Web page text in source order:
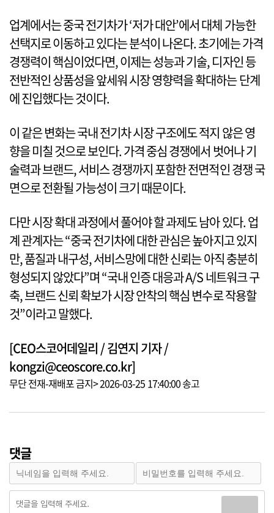
업계에서는 중국 전기차가 ‘저가 대안’에서 대체 가능한
선택지로 이동하고 있다는 분석이 나온다. 초기에는 가격
경쟁력이 핵심이었다면, 이제는 성능과 기술, 디자인 등
전반적인 상품성을 앞세워 시장 영향력을 확대하는 단계
에 진입했다는 것이다.
이 같은 변화는 국내 전기차 시장 구조에도 적지 않은 영
향을 미칠 것으로 보인다. 가격 중심 경쟁에서 벗어나 기
술력과 브랜드, 서비스 경쟁까지 포함한 전면적인 경쟁 국
면으로 전환될 가능성이 크기 때문이다.
다만 시장 확대 과정에서 풀어야 할 과제도 남아 있다. 업
계 관계자는 “중국 전기차에 대한 관심은 높아지고 있지
만, 품질과 내구성, 서비스망에 대한 신뢰는 아직 충분히
형성되지 않았다”며 “국내 인증 대응과 A/S 네트워크 구
축, 브랜드 신뢰 확보가 시장 안착의 핵심 변수로 작용할
것”이라고 말했다.
[CEO스코어데일리 / 김연지 기자 /
kongzi@ceoscore.co.kr]
무단 전재-재배포 금지> 2026-03-25 17:40:00 송고
댓글